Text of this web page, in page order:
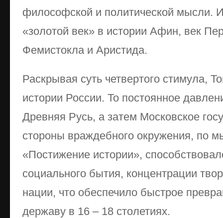
философской и политической мысли.
«золотой век» в истории Афин, век
Фемистокла и Аристида.
Раскрывая суть четвертого стимула,
истории России. То постоянное
Древняя Русь, а затем Московское
стороны враждебного окружения, по
«Постижение истории»,
социального бытия, концентрации
нации, что обеспечило быстрое
державу в 16 – 18 столетиях.